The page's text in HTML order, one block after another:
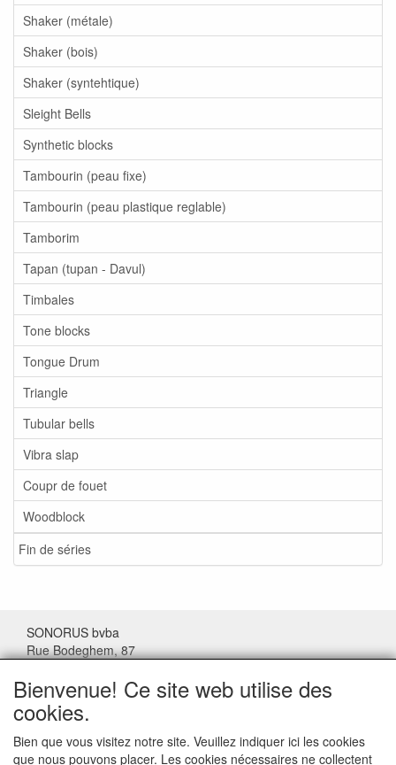
Shaker (métale)
Shaker (bois)
Shaker (syntehtique)
Sleight Bells
Synthetic blocks
Tambourin (peau fixe)
Tambourin (peau plastique reglable)
Tamborim
Tapan (tupan - Davul)
Timbales
Tone blocks
Tongue Drum
Triangle
Tubular bells
Vibra slap
Coupr de fouet
Woodblock
Fin de séries
SONORUS bvba
Rue Bodeghem, 87
Belgique
Bienvenue! Ce site web utilise des
cookies.
Bien que vous visitez notre site. Veuillez indiquer ici les cookies
que nous pouvons placer. Les cookies nécessaires ne collectent